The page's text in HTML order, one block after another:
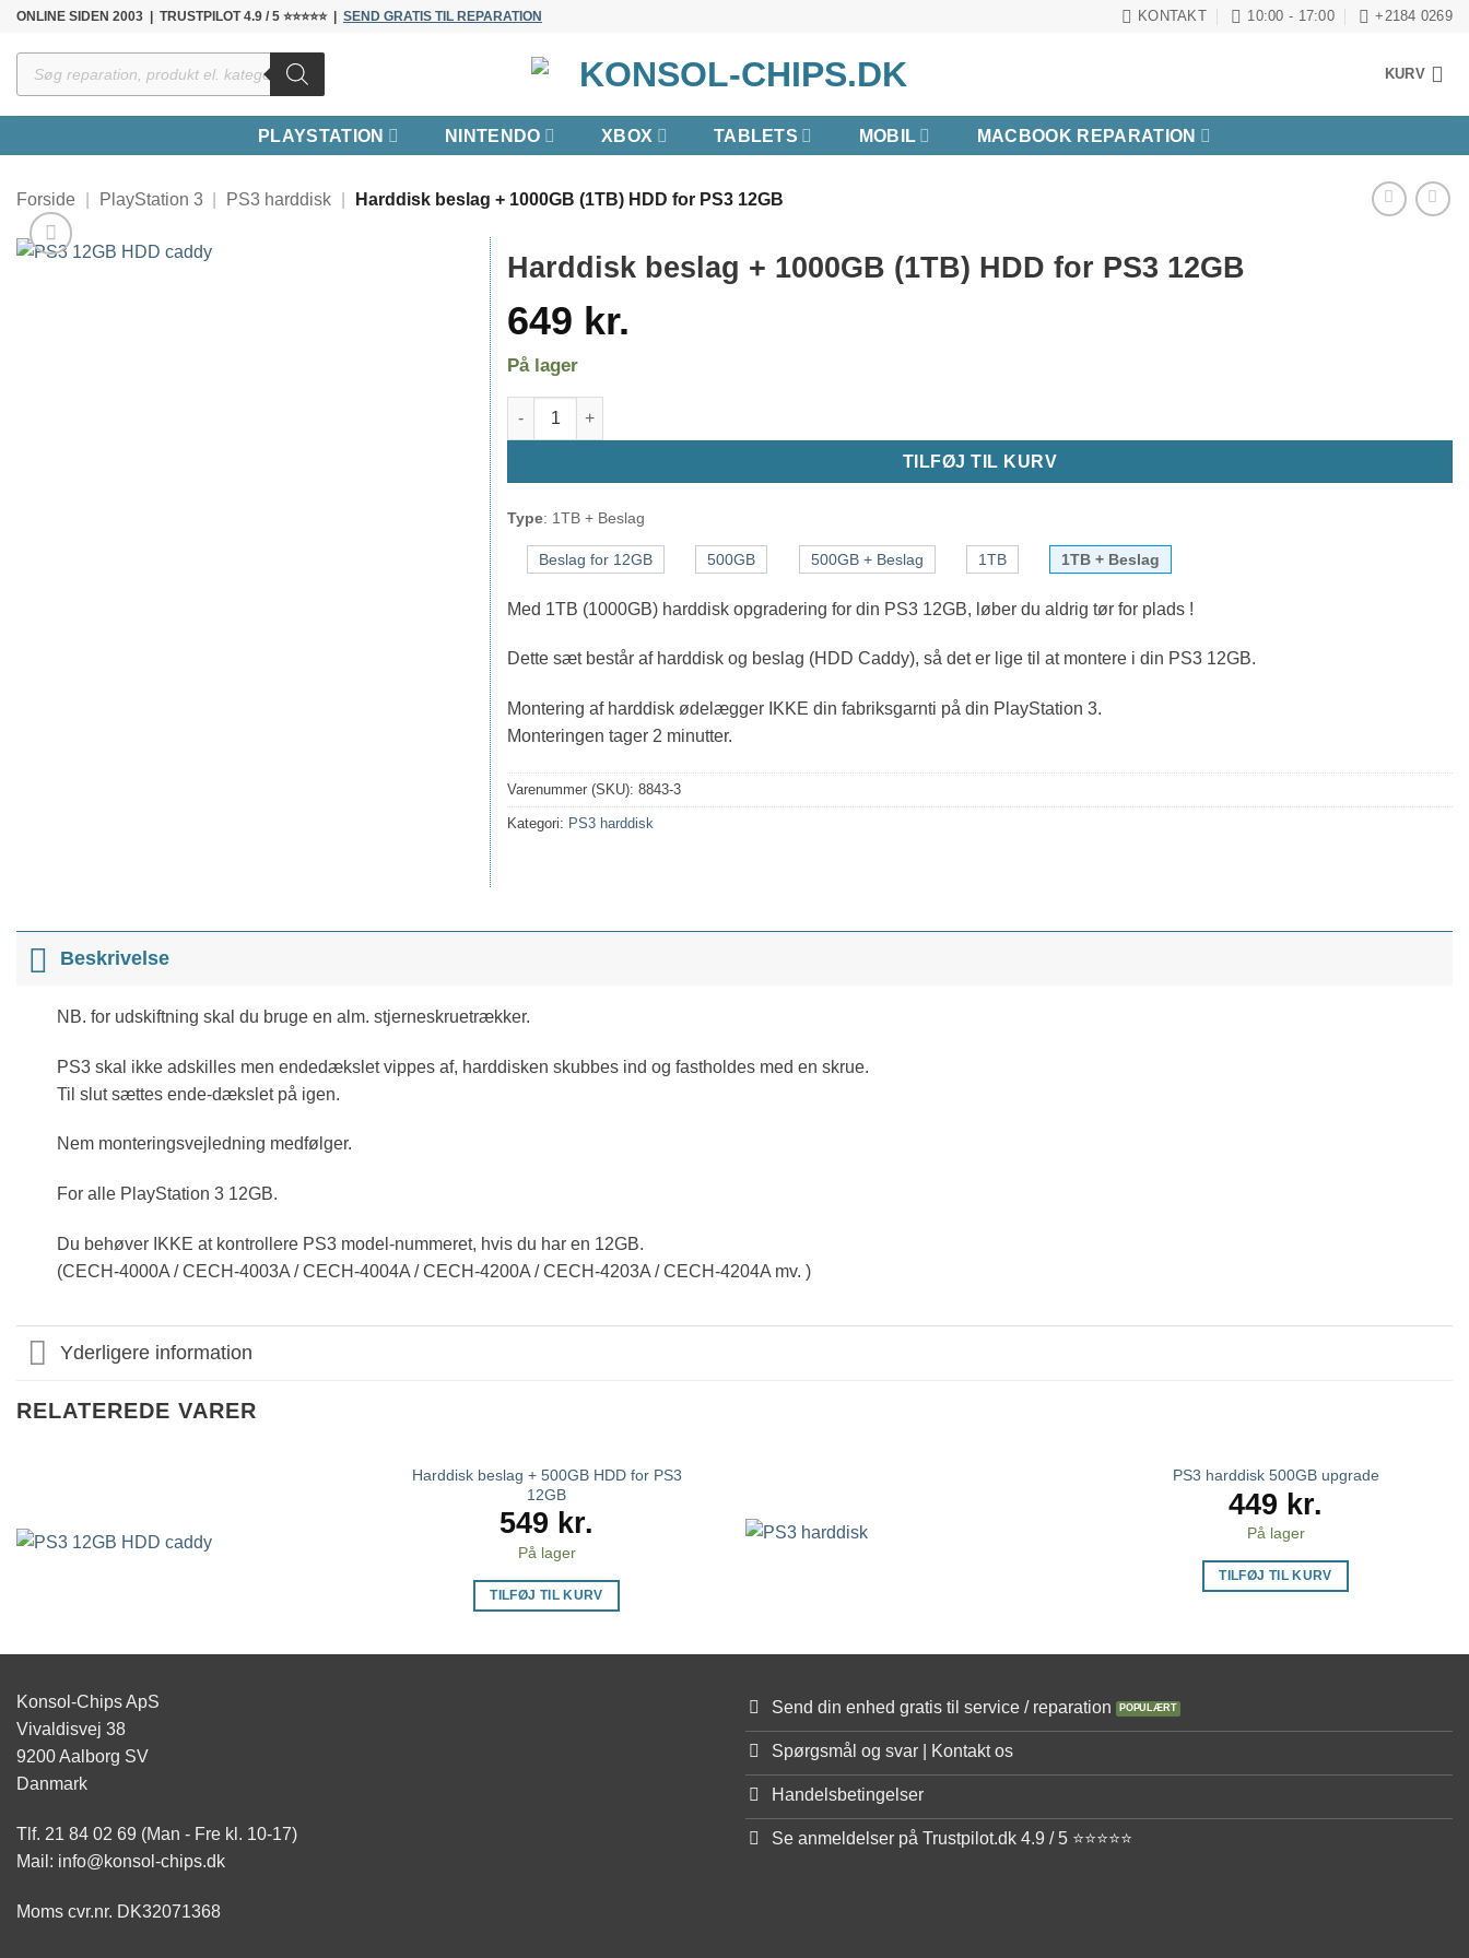
Fortsæt
indhold
ONLINE SIDEN 2003 | TRUSTPILOT 4.9 / 5 ⭐⭐⭐⭐⭐ | SEND GRATIS TIL REPARATION KONTAKT 10:00 - 17:00 +2184 0269
Products
search
KURV
PLAYSTATION NINTENDO XBOX TABLETS MOBIL MACBOOK REPARATION
Forside PlayStation 3 PS3 harddisk Harddisk beslag + 1000GB (1TB) HDD for PS3 12GB
Harddisk beslag + 1000GB (1TB) HDD for PS3 12GB
649 kr.
På lager
Harddisk beslag + 1000GB (1TB) HDD for PS3 12GB antal
TILFØJ TIL KURV
Type: 1TB + Beslag
Beslag for 12GB 500GB 500GB + Beslag 1TB 1TB + Beslag
Med 1TB (1000GB) harddisk opgradering for din PS3 12GB, løber du aldrig tør for plads !
Dette sæt består af harddisk og beslag (HDD Caddy), så det er lige til at montere i din PS3 12GB.
Montering af harddisk ødelægger IKKE din fabriksgarnti på din PlayStation 3.
Monteringen tager 2 minutter.
Varenummer (SKU): 8843-3
Kategori: PS3 harddisk
Beskrivelse
NB. for udskiftning skal du bruge en alm. stjerneskruetrækker.
PS3 skal ikke adskilles men endedækslet vippes af, harddisken skubbes ind og fastholdes med en skrue.
Til slut sættes ende-dækslet på igen.
Nem monteringsvejledning medfølger.
For alle PlayStation 3 12GB.
Du behøver IKKE at kontrollere PS3 model-nummeret, hvis du har en 12GB.
(CECH-4000A / CECH-4003A / CECH-4004A / CECH-4200A / CECH-4203A / CECH-4204A mv. )
Yderligere information
RELATEREDE VARER
Harddisk beslag + 500GB HDD for PS3
12GB
549 kr.
På lager
TILFØJ TIL KURV
PS3 harddisk 500GB upgrade
449 kr.
På lager
TILFØJ TIL KURV
Konsol-Chips ApS
Vivaldisvej 38
9200 Aalborg SV
Danmark
Tlf. 21 84 02 69 (Man - Fre kl. 10-17)
Mail: info@konsol-chips.dk
Moms cvr.nr. DK32071368
Send din enhed gratis til service / reparation
Spørgsmål og svar | Kontakt os
Handelsbetingelser
Se anmeldelser på Trustpilot.dk 4.9 / 5 ⭐⭐⭐⭐⭐